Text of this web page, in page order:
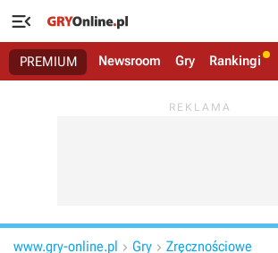

PREMIUM Newsroom Gry Rankingi
www.gry-online.pl  Gry  Zręcznościowe